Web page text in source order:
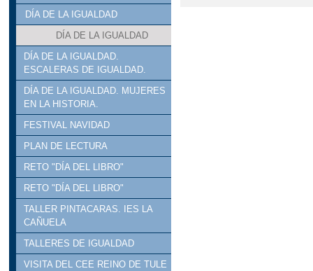
DÍA DE LA IGUALDAD
DÍA DE LA IGUALDAD
DÍA DE LA IGUALDAD.
ESCALERAS DE IGUALDAD.
DÍA DE LA IGUALDAD. MUJERES
EN LA HISTORIA.
FESTIVAL NAVIDAD
PLAN DE LECTURA
RETO "DÍA DEL LIBRO"
RETO "DÍA DEL LIBRO"
TALLER PINTACARAS. IES LA
CAÑUELA
TALLERES DE IGUALDAD
VISITA DEL CEE REINO DE TULE